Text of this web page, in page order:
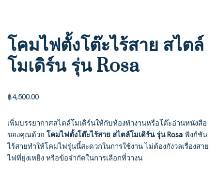
โคมไฟตั้งโต๊ะไร้สาย สไตล์
โมเดิร์น รุ่น Rosa
฿4,500.00
เพิ่มบรรยากาศสไตล์โมเดิร์นให้กับห้องทำงานหรือโต๊ะอ่านหนังสือ
ของคุณด้วย โคมไฟตั้งโต๊ะไร้สาย สไตล์โมเดิร์น รุ่น Rosa ฟังก์ชัน
ไร้สายทำให้โคมไฟรุ่นนี้สะดวกในการใช้งาน ไม่ต้องกังวลเรื่องสาย
ไฟที่ยุ่งเหยิง หรือข้อจำกัดในการเลือกที่วางน